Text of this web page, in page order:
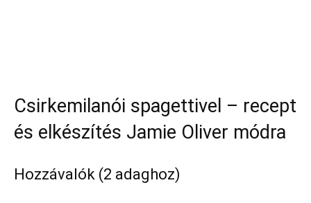
Csirkemilanói spagettivel – recept
és elkészítés Jamie Oliver módra
Hozzávalók (2 adaghoz)